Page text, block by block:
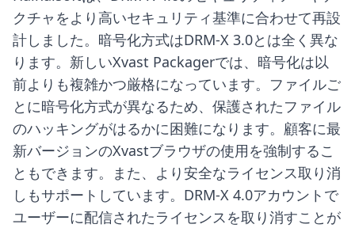
クチャをより高いセキュリティ基準に合わせて再設
計しました。暗号化方式はDRM-X 3.0とは全く異な
ります。新しいXvast Packagerでは、暗号化は以
前よりも複雑かつ厳格になっています。ファイルご
とに暗号化方式が異なるため、保護されたファイル
のハッキングがはるかに困難になります。顧客に最
新バージョンのXvastブラウザの使用を強制するこ
ともできます。また、より安全なライセンス取り消
しもサポートしています。DRM-X 4.0アカウントで
ユーザーに配信されたライセンスを取り消すことが